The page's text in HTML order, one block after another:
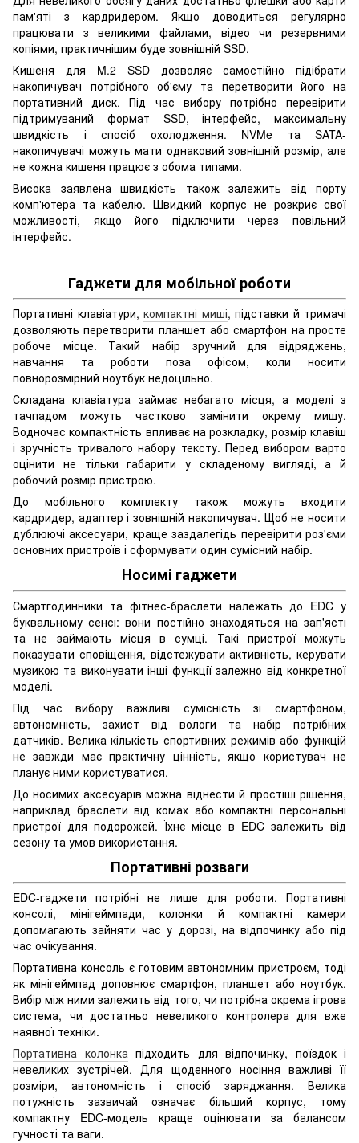
пам'яті з кардридером. Якщо доводиться регулярно
працювати з великими файлами, відео чи резервними
копіями, практичнішим буде зовнішній SSD.
Кишеня для M.2 SSD дозволяє самостійно підібрати
накопичувач потрібного об'єму та перетворити його на
портативний диск. Під час вибору потрібно перевірити
підтримуваний формат SSD, інтерфейс, максимальну
швидкість і спосіб охолодження. NVMe та SATA-
накопичувачі можуть мати однаковий зовнішній розмір, але
не кожна кишеня працює з обома типами.
Висока заявлена швидкість також залежить від порту
комп'ютера та кабелю. Швидкий корпус не розкриє свої
можливості, якщо його підключити через повільний
інтерфейс.
Гаджети для мобільної роботи
Портативні клавіатури, компактні миші, підставки й тримачі
дозволяють перетворити планшет або смартфон на просте
робоче місце. Такий набір зручний для відряджень,
навчання та роботи поза офісом, коли носити
повнорозмірний ноутбук недоцільно.
Складана клавіатура займає небагато місця, а моделі з
тачпадом можуть частково замінити окрему мишу.
Водночас компактність впливає на розкладку, розмір клавіш
і зручність тривалого набору тексту. Перед вибором варто
оцінити не тільки габарити у складеному вигляді, а й
робочий розмір пристрою.
До мобільного комплекту також можуть входити
кардридер, адаптер і зовнішній накопичувач. Щоб не носити
дублюючі аксесуари, краще заздалегідь перевірити роз'єми
основних пристроїв і сформувати один сумісний набір.
Носимі гаджети
Смартгодинники та фітнес-браслети належать до EDC у
буквальному сенсі: вони постійно знаходяться на зап'ясті
та не займають місця в сумці. Такі пристрої можуть
показувати сповіщення, відстежувати активність, керувати
музикою та виконувати інші функції залежно від конкретної
моделі.
Під час вибору важливі сумісність зі смартфоном,
автономність, захист від вологи та набір потрібних
датчиків. Велика кількість спортивних режимів або функцій
не завжди має практичну цінність, якщо користувач не
планує ними користуватися.
До носимих аксесуарів можна віднести й простіші рішення,
наприклад браслети від комах або компактні персональні
пристрої для подорожей. Їхнє місце в EDC залежить від
сезону та умов використання.
Портативні розваги
EDC-гаджети потрібні не лише для роботи. Портативні
консолі, мінігеймпади, колонки й компактні камери
допомагають зайняти час у дорозі, на відпочинку або під
час очікування.
Портативна консоль є готовим автономним пристроєм, тоді
як мінігеймпад доповнює смартфон, планшет або ноутбук.
Вибір між ними залежить від того, чи потрібна окрема ігрова
система, чи достатньо невеликого контролера для вже
наявної техніки.
Портативна колонкапідходить для відпочинку, поїздок і
невеликих зустрічей. Для щоденного носіння важливі її
розміри, автономність і спосіб заряджання. Велика
потужність зазвичай означає більший корпус, тому
компактну EDC-модель краще оцінювати за балансом
гучності та ваги.